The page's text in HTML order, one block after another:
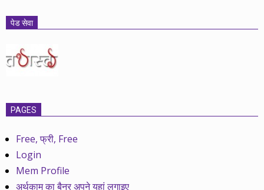
पेड सेवा
PAGES
Free, फ्री, Free
Login
Mem Profile
अर्थकाम का बैनर अपने यहां लगाइए